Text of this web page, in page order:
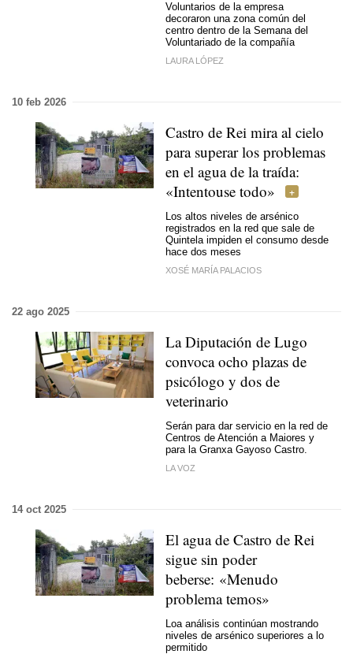
Voluntarios de la empresa
decoraron una zona común del
centro dentro de la Semana del
Voluntariado de la compañía
LAURA LÓPEZ
10 feb 2026
Castro de Rei mira al cielo
para superar los problemas
en el agua de la traída:
«Intentouse todo»
Los altos niveles de arsénico
registrados en la red que sale de
Quintela impiden el consumo desde
hace dos meses
XOSÉ MARÍA PALACIOS
22 ago 2025
La Diputación de Lugo
convoca ocho plazas de
psicólogo y dos de
veterinario
Serán para dar servicio en la red de
Centros de Atención a Maiores y
para la Granxa Gayoso Castro.
LA VOZ
14 oct 2025
El agua de Castro de Rei
sigue sin poder
beberse: «Menudo
problema temos»
Loa análisis continúan mostrando
niveles de arsénico superiores a lo
permitido